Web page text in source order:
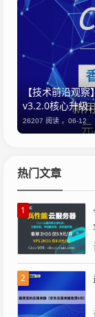
【技术前沿观
v3.2.0核心升级
26207 阅读 ， 06-12
热门文章
1
2